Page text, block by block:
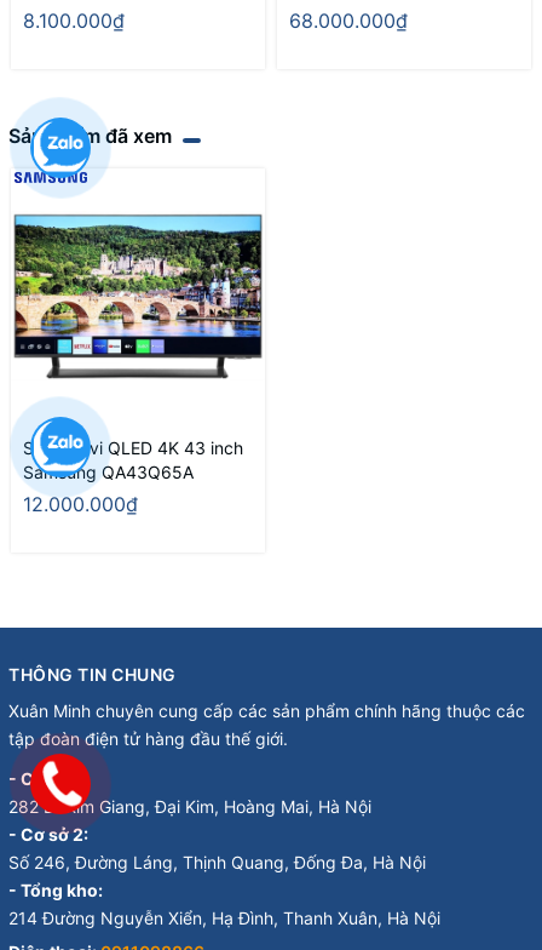
UA55U8000FKXXV
8.100.000₫
QA100QN80F
68.000.000₫
Sản phẩm đã xem
Smart Tivi QLED 4K 43 inch
Samsung QA43Q65A
12.000.000₫
THÔNG TIN CHUNG
Xuân Minh chuyên cung cấp các sản phẩm chính hãng thuộc các
tập đoàn điện tử hàng đầu thế giới.
- Cơ sở 1:
282 Đ. Kim Giang, Đại Kim, Hoàng Mai, Hà Nội
- Cơ sở 2:
Số 246, Đường Láng, Thịnh Quang, Đống Đa, Hà Nội
- Tổng kho:
214 Đường Nguyễn Xiển, Hạ Đình, Thanh Xuân, Hà Nội